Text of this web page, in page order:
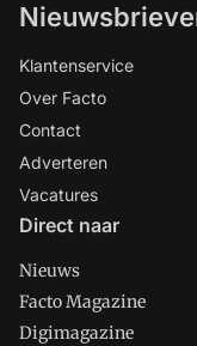
Klantenservice
Over Facto
Contact
Adverteren
Vacatures
Direct naar
Nieuws
Facto Magazine
Digimagazine